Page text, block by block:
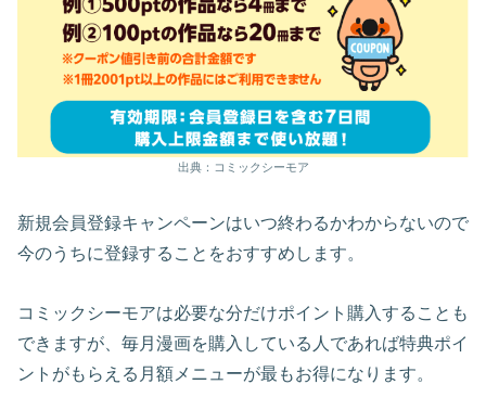
出典：コミックシーモア
新規会員登録キャンペーンはいつ終わるかわからないので
今のうちに登録することをおすすめします。
コミックシーモアは必要な分だけポイント購入することも
できますが、毎月漫画を購入している人であれば特典ポイ
ントがもらえる月額メニューが最もお得になります。